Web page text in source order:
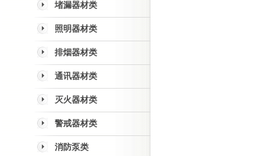
堵漏器材类
照明器材类
排烟器材类
通讯器材类
灭火器材类
警戒器材类
消防泵类